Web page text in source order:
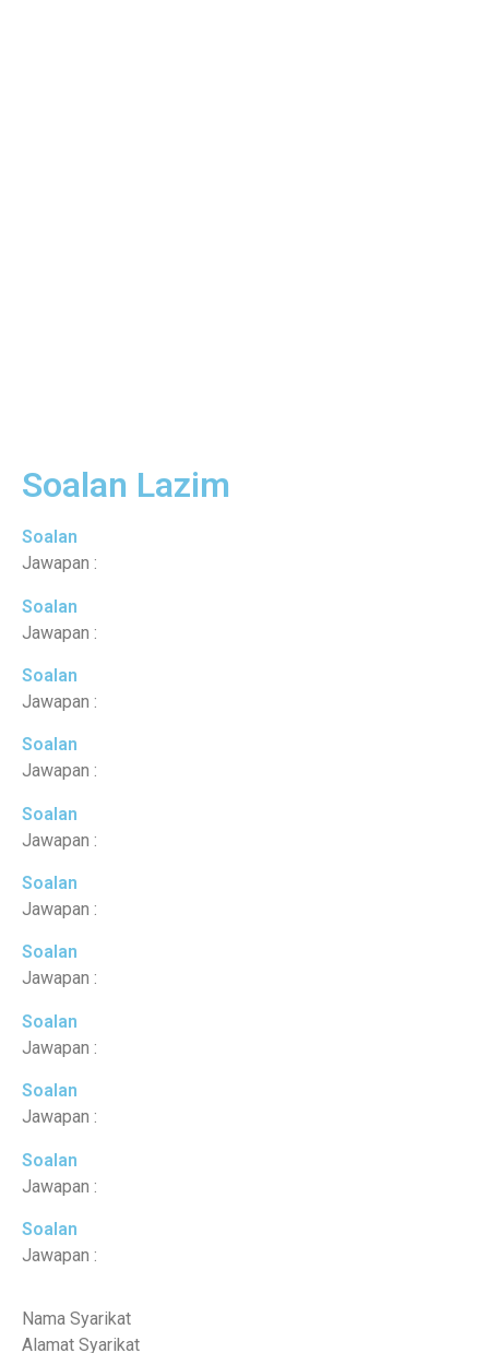
Soalan Lazim
Soalan
Jawapan :
Soalan
Jawapan :
Soalan
Jawapan :
Soalan
Jawapan :
Soalan
Jawapan :
Soalan
Jawapan :
Soalan
Jawapan :
Soalan
Jawapan :
Soalan
Jawapan :
Soalan
Jawapan :
Soalan
Jawapan :
Nama Syarikat
Alamat Syarikat